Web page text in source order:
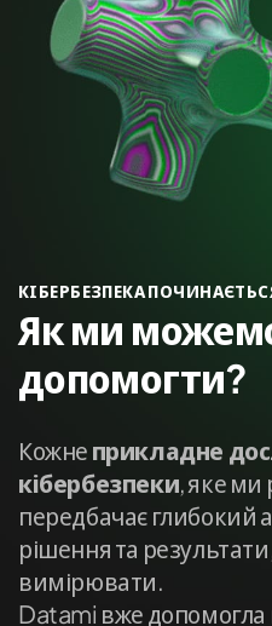
КІБЕРБЕЗПЕКА
Як ми
допомогти?
Кожне прикладне
кібербезпеки, яке ми
передбачає глибокий
рішення та
вимірювати.
Datami вже